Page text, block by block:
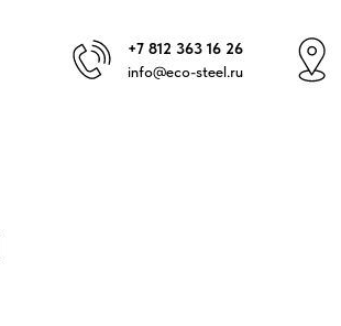
+7 812 363 16 26
info@eco-steel.ru